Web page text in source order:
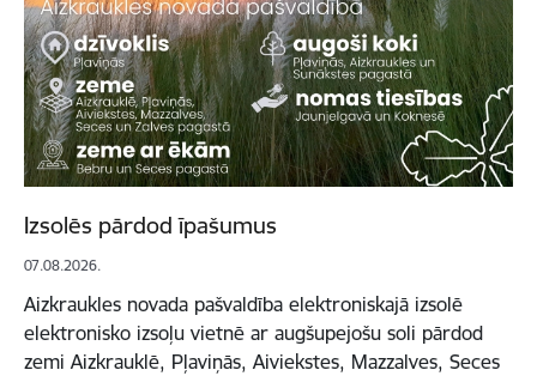
Izsolēs pārdod īpašumus
07.08.2026.
Aizkraukles novada pašvaldība elektroniskajā izsolē
elektronisko izsoļu vietnē ar augšupejošu soli pārdod
zemi Aizkrauklē, Pļaviņās, Aiviekstes, Mazzalves, Seces